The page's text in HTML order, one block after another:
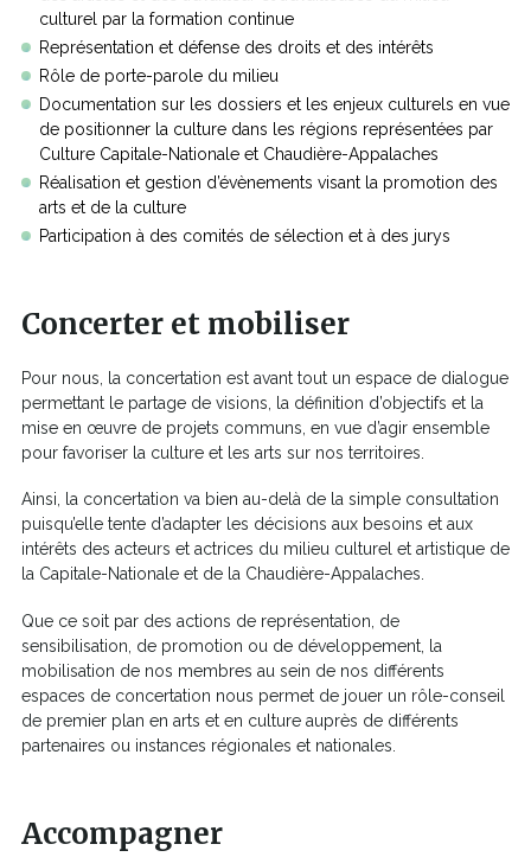
culturel par la formation continue
Représentation et défense des droits et des intérêts
Rôle de porte-parole du milieu
Documentation sur les dossiers et les enjeux culturels en vue
de positionner la culture dans les régions représentées par
Culture Capitale-Nationale et Chaudière-Appalaches
Réalisation et gestion d’évènements visant la promotion des
arts et de la culture
Participation à des comités de sélection et à des jurys
Concerter et mobiliser
Pour nous, la concertation est avant tout un espace de dialogue
permettant le partage de visions, la définition d’objectifs et la
mise en œuvre de projets communs, en vue d’agir ensemble
pour favoriser la culture et les arts sur nos territoires.
Ainsi, la concertation va bien au-delà de la simple consultation
puisqu’elle tente d’adapter les décisions aux besoins et aux
intérêts des acteurs et actrices du milieu culturel et artistique de
la Capitale-Nationale et de la Chaudière-Appalaches.
Que ce soit par des actions de représentation, de
sensibilisation, de promotion ou de développement, la
mobilisation de nos membres au sein de nos différents
espaces de concertation nous permet de jouer un rôle-conseil
de premier plan en arts et en culture auprès de différents
partenaires ou instances régionales et nationales.
Accompagner